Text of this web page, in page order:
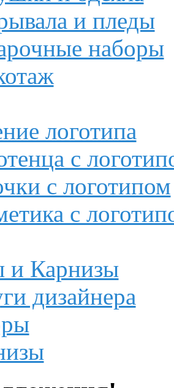
и пледы
наборы
логотипа
с
с логотипом
с
Карнизы
дизайнера